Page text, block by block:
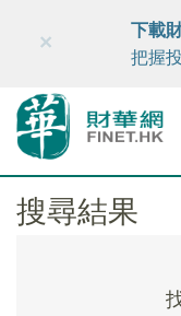
財華智庫網
×
下載
把握
搜尋結果